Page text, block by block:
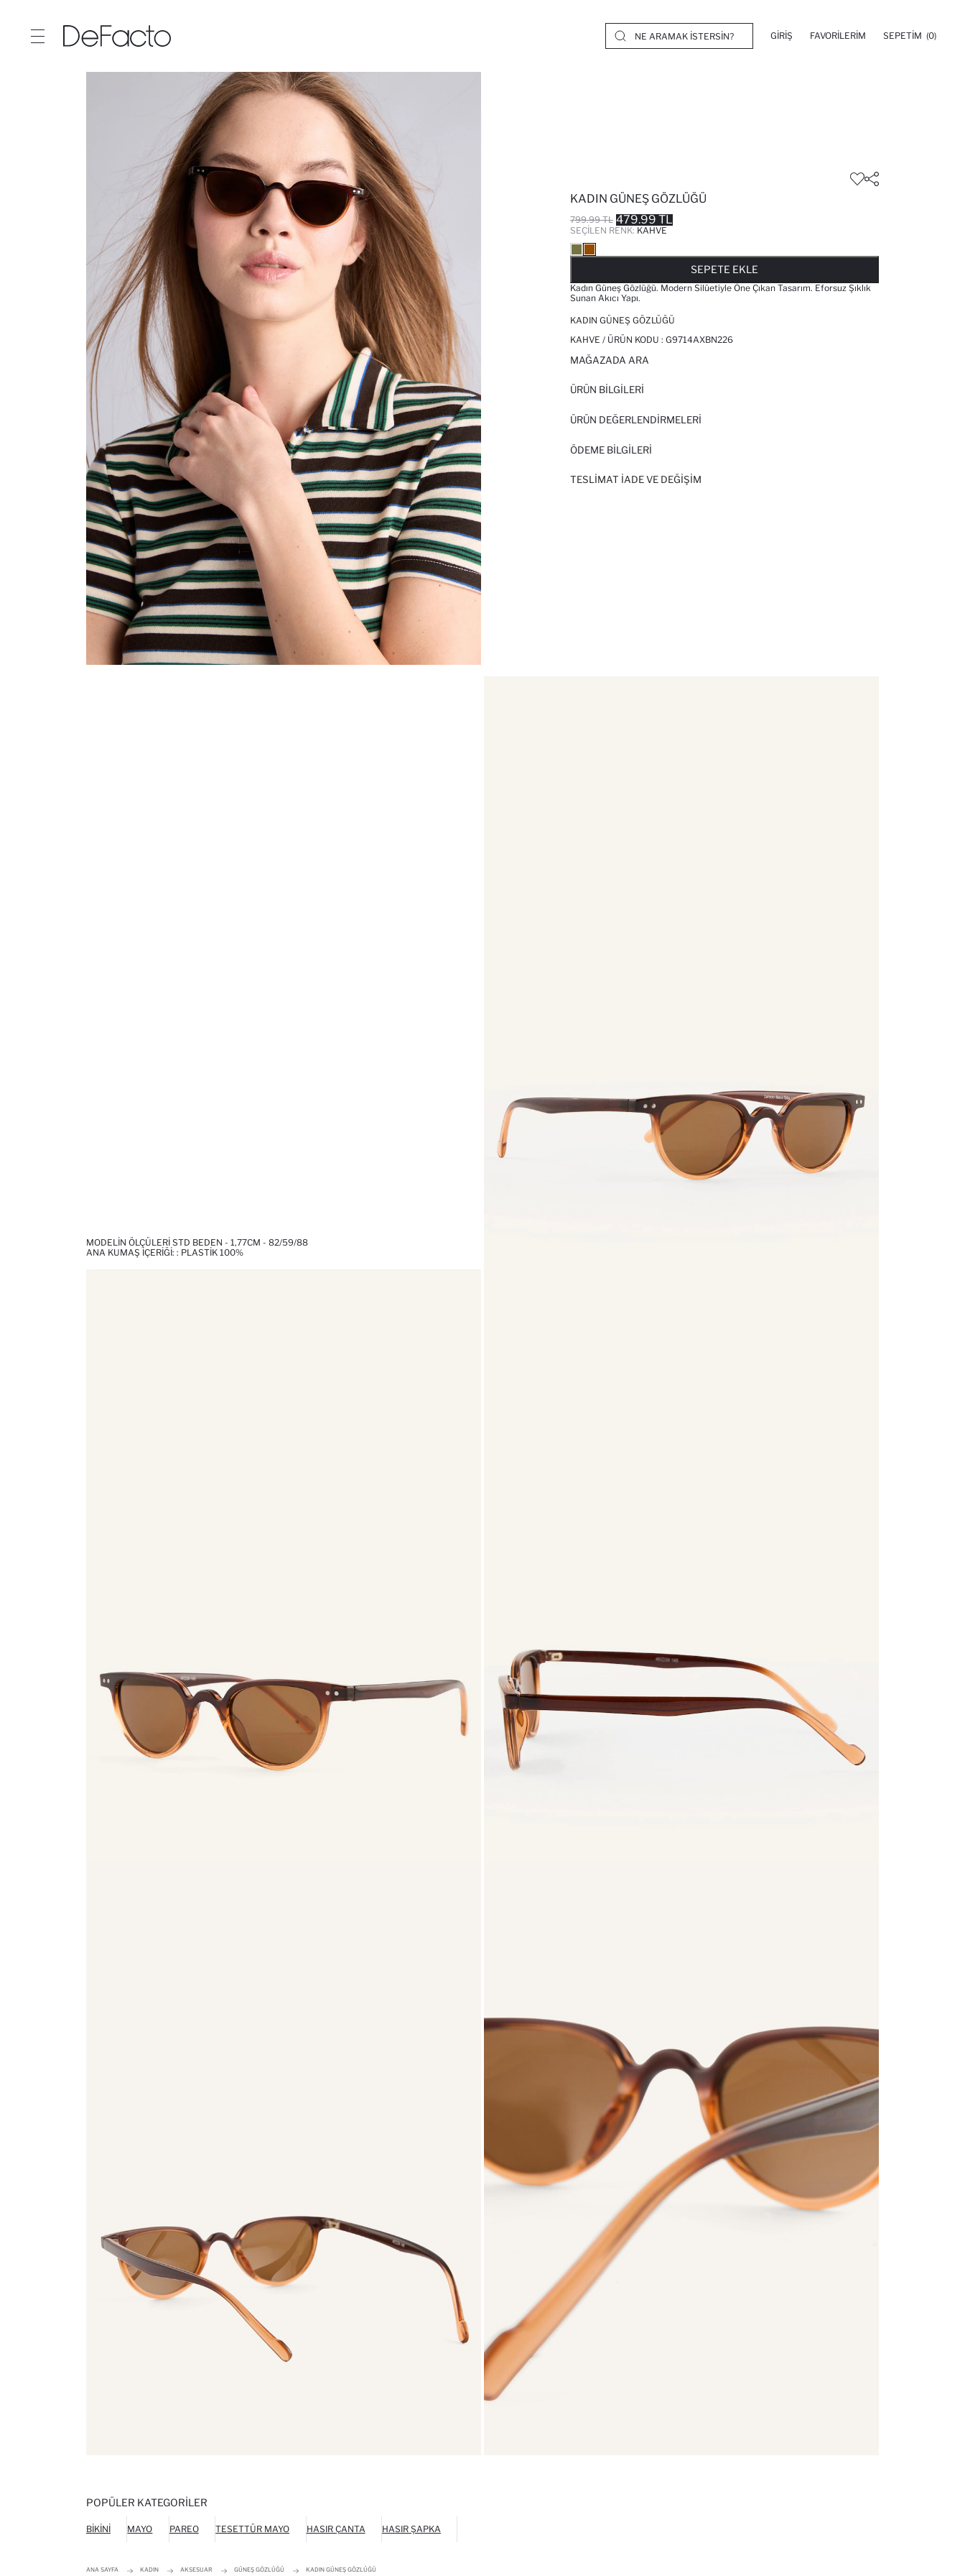
GIRIŞ FAVORILERIM SEPETIM (0)
KADIN GÜNEŞ GÖZLÜĞÜ
799.99 TL 479.99 TL
SEÇILEN RENK: KAHVE
SEPETE EKLE
Kadın Güneş Gözlüğü. Modern Silüetiyle Öne Çıkan Tasarım. Eforsuz Şıklık
Sunan Akıcı Yapı.
KADIN GÜNEŞ GÖZLÜĞÜ
KAHVE / ÜRÜN KODU : G9714AXBN226
MAĞAZADA ARA
ÜRÜN BILGILERI
ÜRÜN DEĞERLENDİRMELERİ
ÖDEME BİLGİLERİ
TESLIMAT İADE VE DEĞIŞIM
MODELIN ÖLÇÜLERI STD BEDEN - 1,77CM - 82/59/88
ANA KUMAŞ İÇERIĞI: : PLASTIK 100%
POPÜLER KATEGORILER
BIKINI MAYO PAREO TESETTÜR MAYO HASIR ÇANTA HASIR ŞAPKA
ANA SAYFA KADIN AKSESUAR GÜNEŞ GÖZLÜĞÜ KADIN GÜNEŞ GÖZLÜĞÜ